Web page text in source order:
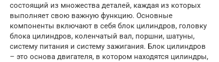
состоящий из множества деталей, каждая из которых
выполняет свою важную функцию. Основные
компоненты включают в себя блок цилиндров, головку
блока цилиндров, коленчатый вал, поршни, шатуны,
систему питания и систему зажигания. Блок цилиндров
– это основа двигателя, в котором находятся цилиндры,